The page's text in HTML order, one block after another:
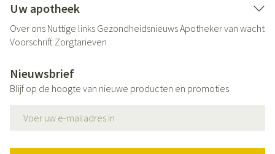
Uw apotheek
Over ons Nuttige links GezondheidsnieuwsApotheker van wacht
Voorschrift Zorgtarieven
Nieuwsbrief
Blijf op de hoogte van nieuwe producten en promoties